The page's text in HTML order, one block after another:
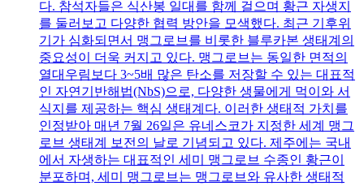
다. 참석자들은 식산봉 일대를 함께 걸으며 황근 자생지
를 둘러보고 다양한 협력 방안을 모색했다. 최근 기후위
기가 심화되면서 맹그로브를 비롯한 블루카본 생태계의
중요성이 더욱 커지고 있다. 맹그로브는 동일한 면적의
열대우림보다 3~5배 많은 탄소를 저장할 수 있는 대표적
인 자연기반해법(NbS)으로, 다양한 생물에게 먹이와 서
식지를 제공하는 핵심 생태계다. 이러한 생태적 가치를
인정받아 매년 7월 26일은 유네스코가 지정한 세계 맹그
로브 생태계 보전의 날로 기념되고 있다. 제주에는 국내
에서 자생하는 대표적인 세미 맹그로브 수종인 황근이
분포하며, 세미 맹그로브는 맹그로브와 유사한 생태적